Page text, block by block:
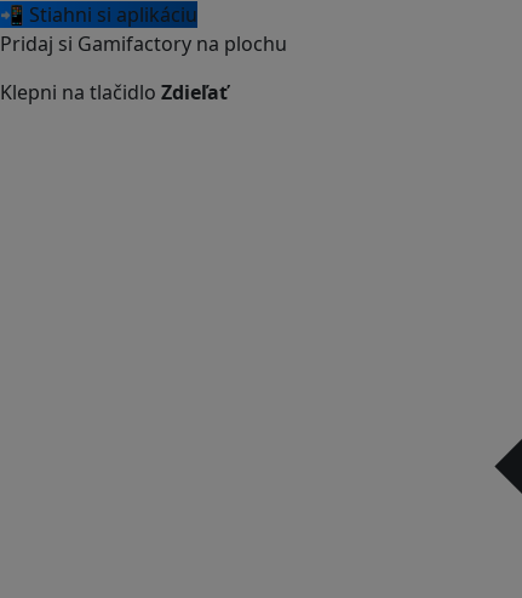
📲 Stiahni si aplikáciu
Pridaj si Gamifactory na plochu
Klepni na tlačidlo Zdieľať